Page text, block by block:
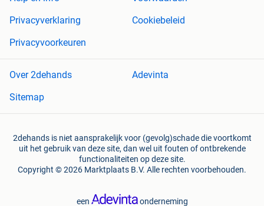
Privacyverklaring
Cookiebeleid
Privacyvoorkeuren
Over 2dehands
Adevinta
Sitemap
2dehands is niet aansprakelijk voor (gevolg)schade die voortkomt
uit het gebruik van deze site, dan wel uit fouten of ontbrekende
functionaliteiten op deze site.
Copyright © 2026 Marktplaats B.V. Alle rechten voorbehouden.
een onderneming